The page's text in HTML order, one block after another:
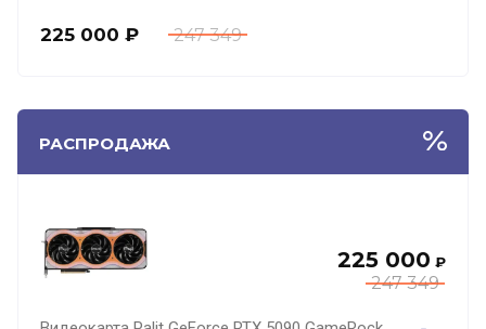
247 349
225 000 ₽
РАСПРОДАЖА
247 349
225 000 ₽